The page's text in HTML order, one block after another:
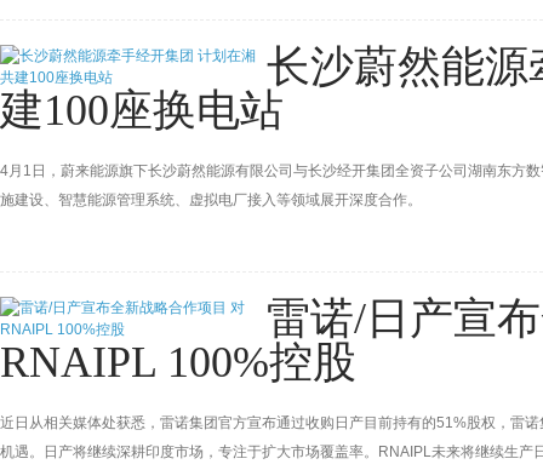
长沙蔚然能
建100座换电站
4月1日，蔚来能源旗下长沙蔚然能源有限公司与长沙经开集团全资子公司湖南东方
施建设、智慧能源管理系统、虚拟电厂接入等领域展开深度合作。
雷诺/日产宣
RNAIPL 100%控股
近日从相关媒体处获悉，雷诺集团官方宣布通过收购日产目前持有的51%股权，雷
机遇。日产将继续深耕印度市场，专注于扩大市场覆盖率。RNAIPL未来将继续生